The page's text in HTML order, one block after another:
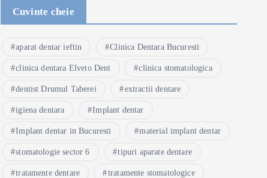
Cuvinte cheie
aparat dentar ieftin Clinica Dentara Bucuresti
clinica dentara Elveto Dent clinica stomatologica
dentist Drumul Taberei extractii dentare
igiena dentara Implant dentar
Implant dentar in Bucuresti material implant dentar
stomatologie sector 6 tipuri aparate dentare
tratamente dentare tratamente stomatologice